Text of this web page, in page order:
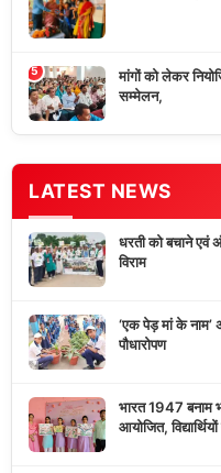
5
मांगों को लेकर
सम्मेलन,
LATEST NEWS
धरती को बचाने
विराम
‘एक पेड़ मां के नाम’
पौधारोपण
भारत 1947 बनाम
आयोजित,